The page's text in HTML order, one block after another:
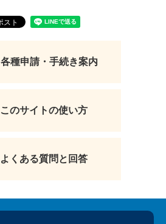
各種申請・手続き案内
このサイトの使い方
よくある質問と回答